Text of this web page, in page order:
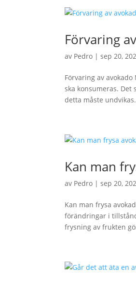
Förvaring
av Pedro |sep 20,
Förvaring av
ska konsumeras.
detta måste
Kan man
av Pedro |sep 20,
Kan man frysa
förändringar i
frysning av frukten